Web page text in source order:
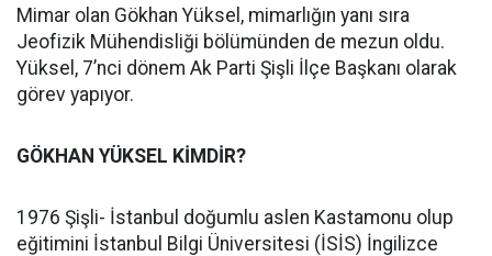
Mimar olan Gökhan Yüksel, mimarlığın yanı sıra
Jeofizik Mühendisliği bölümünden de mezun oldu.
Yüksel, 7’nci dönem Ak Parti Şişli İlçe Başkanı olarak
görev yapıyor.
GÖKHAN YÜKSEL KİMDİR?
1976 Şişli- İstanbul doğumlu aslen Kastamonu olup
eğitimini İstanbul Bilgi Üniversitesi (İSİS) İngilizce